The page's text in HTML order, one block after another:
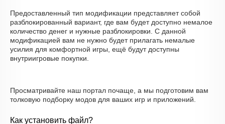
Предоставленный тип модификации представляет собой
разблокированный вариант, где вам будет доступно немалое
количество денег и нужные разблокировки. С данной
модификацией вам не нужно будет прилагать немалые
усилия для комфортной игры, ещё будут доступны
внутриигровые покупки.
Просматривайте наш портал почаще, а мы подготовим вам
толковую подборку модов для ваших игр и приложений.
Как установить файл?